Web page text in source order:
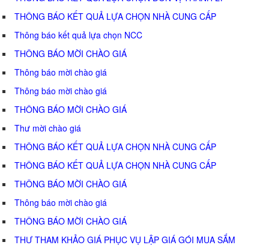
THÔNG BÁO KẾT QUẢ LỰA CHỌN NHÀ CUNG CẤP
Thông báo kết quả lựa chọn NCC
THÔNG BÁO MỜI CHÀO GIÁ
Thông báo mời chào giá
Thông báo mời chào giá
THÔNG BÁO MỜI CHÀO GIÁ
Thư mời chào giá
THÔNG BÁO KẾT QUẢ LỰA CHỌN NHÀ CUNG CẤP
THÔNG BÁO KẾT QUẢ LỰA CHỌN NHÀ CUNG CẤP
THÔNG BÁO MỜI CHÀO GIÁ
Thông báo mời chào giá
THÔNG BÁO MỜI CHÀO GIÁ
THƯ THAM KHẢO GIÁ PHỤC VỤ LẬP GIÁ GÓI MUA SẮM